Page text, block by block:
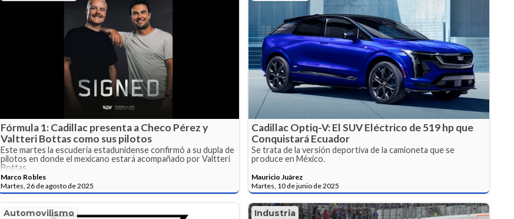
Fórmula 1: Cadillac presenta a Checo Pérez y
Valtteri Bottas como sus pilotos
Este martes la escudería estadunidense confirmó a su dupla de
pilotos en donde el mexicano estará acompañado por Valtteri
Bottas.
Marco Robles
Martes, 26 de agosto de 2025
Cadillac Optiq-V: El SUV Eléctrico de 519 hp que
Conquistará Ecuador
Se trata de la versión deportiva de la camioneta que se
produce en México.
Mauricio Juárez
Martes, 10 de junio de 2025
Automovilismo Industria